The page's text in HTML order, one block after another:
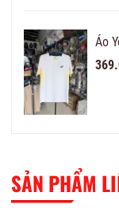
Áo
SẢN PHẨM